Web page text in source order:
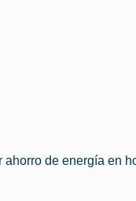
de energía en